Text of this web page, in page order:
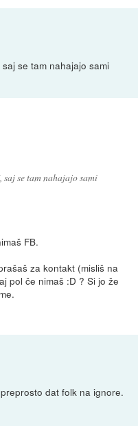
se tam nahajajo sami
saj se tam nahajajo sami
FB.
za kontakt (misliš na
pol če nimaš :D ? Si jo že
dat folk na ignore.